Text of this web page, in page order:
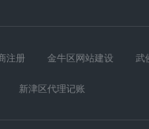
注册 金牛区网站建设 武
新津区代理记账